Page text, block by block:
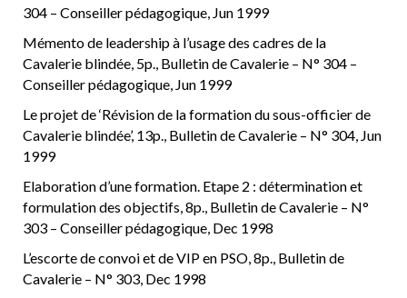
304 – Conseiller pédagogique, Jun 1999
Mémento de leadership à l’usage des cadres de la
Cavalerie blindée, 5p., Bulletin de Cavalerie – N° 304 –
Conseiller pédagogique, Jun 1999
Le projet de ‘Révision de la formation du sous-officier de
Cavalerie blindée’, 13p., Bulletin de Cavalerie – N° 304, Jun
1999
Elaboration d’une formation. Etape 2 : détermination et
formulation des objectifs, 8p., Bulletin de Cavalerie – N°
303 – Conseiller pédagogique, Dec 1998
L’escorte de convoi et de VIP en PSO, 8p., Bulletin de
Cavalerie – N° 303, Dec 1998